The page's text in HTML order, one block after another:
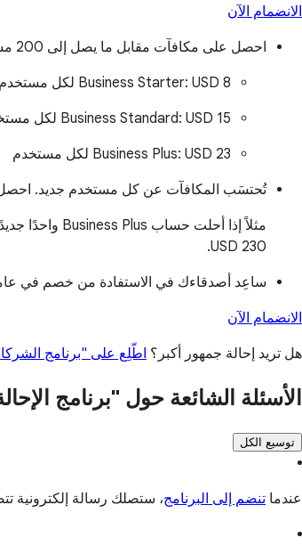
الانضمام الآن
احصل على مكافآت مقابل ما يصل إلى 200 مستخدم جديد في Google Workspace سنويًا.
Business Starter: USD 8
لكل مستخدم
Business Standard: USD 15
لكل
Business Plus: USD 23
لكل مستخدم
تُحتسَب المكافآت عن كل مستخدم جديد. احصل على مكافآت
USD 230.
ساعِد أصدقاءك في الاستفادة من خصم في
الانضمام الآن
هل تريد إحالة جمهور أكبر؟ اطّلِع على "برنامج
الأسئلة الشائعة حول "برنامج
توسيع الكل
عندما تنضم إلى البرنامج، ستصلك رسالة إلكترونية